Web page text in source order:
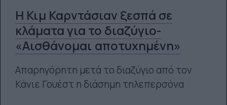
Η Κιμ Καρντάσιαν ξεσπά σε
κλάματα για το διαζύγιο-
«Αισθάνομαι αποτυχημένη»
Απαρηγόρητη μετά το διαζύγιο από τον
Κάνιε Γουέστ η διάσημη τηλεπερσόνα